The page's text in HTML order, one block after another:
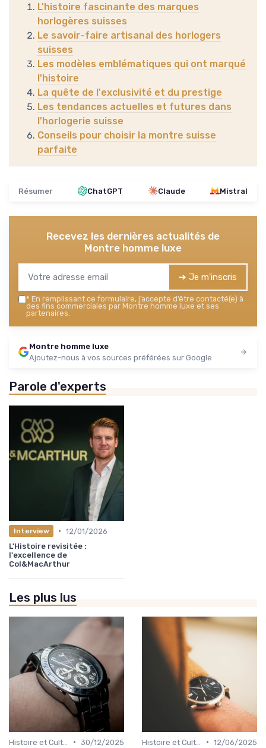
L'histoire fascinante des marques
horlogères suisses
Le savoir-faire artisanal des horlogers
suisses
Les modèles emblématiques qui ont marqué
l'histoire
La quête de l'exclusivité et du prestige
Les tendances actuelles et futures dans
l'horlogerie suisse
Conseils pour choisir la montre suisse
parfaite
Résumer ChatGPT Claude Mistral
Recevez les dernières actualités de
Montre homme luxe
➔ Je m'inscris
* En remplissant ce formulaire, j’accepte d’être contacté(e) à
des fins commerciales par Montre homme luxe et ses
partenaires.
Montre homme luxe
Ajoutez-nous à vos sources préférées sur Google
Parole d'experts
Interview • 12/01/2026
L'Histoire revisitée :
l'excellence de
Col&MacArthur
Les plus lus
• 30/12/2025 • 12/06/2025